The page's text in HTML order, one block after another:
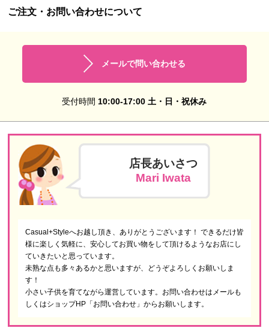
ご注文・お問い合わせについて
メールで問い合わせる
受付時間 10:00-17:00 土・日・祝休み
店長あいさつ
Mari Iwata
Casual+Styleへお越し頂き、ありがとうございます！ できるだけ皆
様に楽しく気軽に、安心してお買い物をして頂けるようなお店にし
ていきたいと思っています。
未熟な点も多々あるかと思いますが、どうぞよろしくお願いしま
す！
小さい子供を育てながら運営しています。お問い合わせはメールも
しくはショップHP「お問い合わせ」からお願いします。